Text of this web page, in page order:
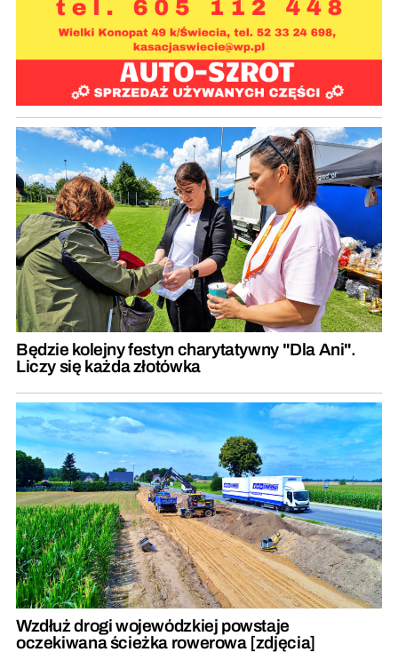
Będzie kolejny festyn charytatywny "Dla Ani".
Liczy się każda złotówka
Wzdłuż drogi wojewódzkiej powstaje
oczekiwana ścieżka rowerowa [zdjęcia]